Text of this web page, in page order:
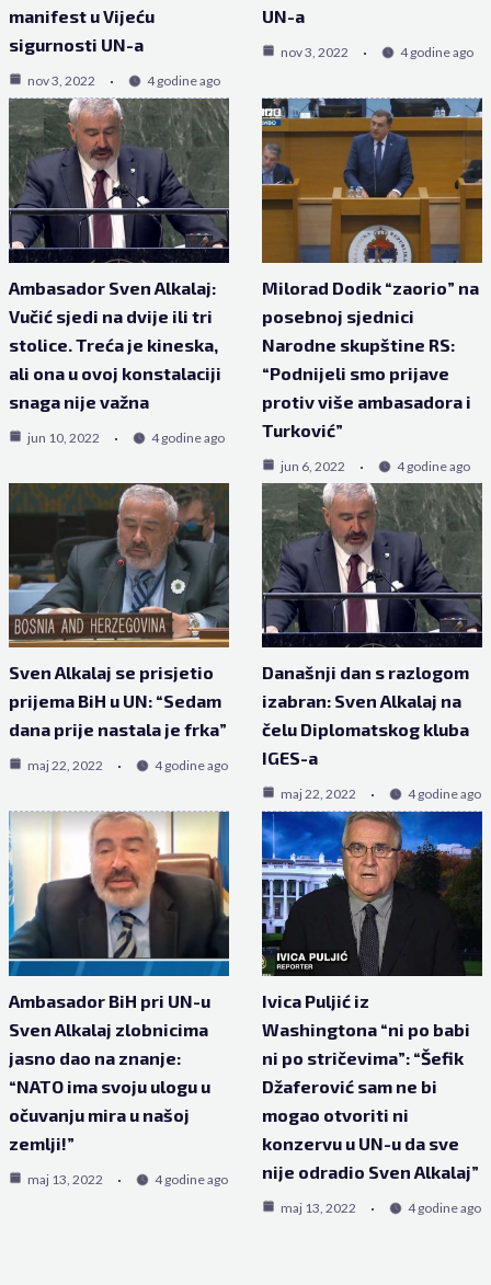
manifest u Vijeću
sigurnosti UN-a
nov 3, 2022 4 godine ago
UN-a
nov 3, 2022 4 godine ago
Ambasador Sven Alkalaj:
Vučić sjedi na dvije ili tri
stolice. Treća je kineska,
ali ona u ovoj konstalaciji
snaga nije važna
jun 10, 2022 4 godine ago
Milorad Dodik “zaorio” na
posebnoj sjednici
Narodne skupštine RS:
“Podnijeli smo prijave
protiv više ambasadora i
Turković”
jun 6, 2022 4 godine ago
Sven Alkalaj se prisjetio
prijema BiH u UN: “Sedam
dana prije nastala je frka”
maj 22, 2022 4 godine ago
Današnji dan s razlogom
izabran: Sven Alkalaj na
čelu Diplomatskog kluba
IGES-a
maj 22, 2022 4 godine ago
Ambasador BiH pri UN-u
Sven Alkalaj zlobnicima
jasno dao na znanje:
“NATO ima svoju ulogu u
očuvanju mira u našoj
zemlji!”
maj 13, 2022 4 godine ago
Ivica Puljić iz
Washingtona “ni po babi
ni po stričevima”: “Šefik
Džaferović sam ne bi
mogao otvoriti ni
konzervu u UN-u da sve
nije odradio Sven Alkalaj”
maj 13, 2022 4 godine ago